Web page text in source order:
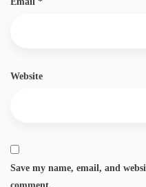
Website
Save my name, email, and